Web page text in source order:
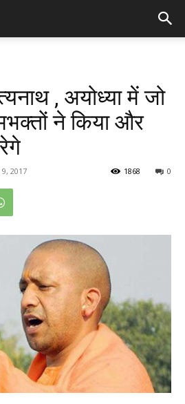
, अयोध्या में जो
ने किया और
2017 0
1868